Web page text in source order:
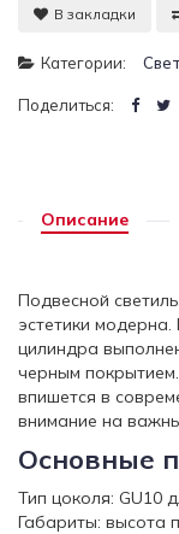
В закладки
Категории:
Поделиться:
Описание
Подвесной
эстетики
цилиндра
черным
впишется в
внимание на
Основные
Тип цоколя: GU10
Габариты: высота